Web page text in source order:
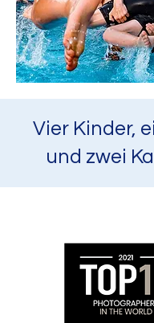
Vier Kinder,
und zwei